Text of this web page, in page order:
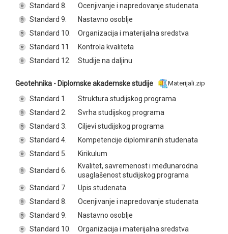
Standard 8.
Ocenjivanje i napredovanje studenata
Standard 9.
Nastavno osoblje
Standard 10.
Organizacija i materijalna sredstva
Standard 11.
Kontrola kvaliteta
Standard 12.
Studije na daljinu
Geotehnika - Diplomske akademske studije Materijali.zip
Standard 1.
Struktura studijskog programa
Standard 2.
Svrha studijskog programa
Standard 3.
Ciljevi studijskog programa
Standard 4.
Kompetencije diplomiranih studenata
Standard 5.
Kirikulum
Standard 6.
Kvalitet, savremenost i međunarodna
usaglašenost studijskog programa
Standard 7.
Upis studenata
Standard 8.
Ocenjivanje i napredovanje studenata
Standard 9.
Nastavno osoblje
Standard 10.
Organizacija i materijalna sredstva